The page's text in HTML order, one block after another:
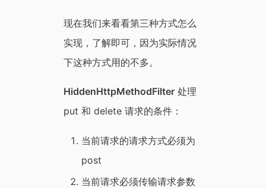
现在我们来看看第三种方式怎么
实现，了解即可，因为实际情况
下这种方式用的不多。
HiddenHttpMethodFilter处理
put 和 delete 请求的条件：
当前请求的请求方式必须为
post
当前请求必须传输请求参数